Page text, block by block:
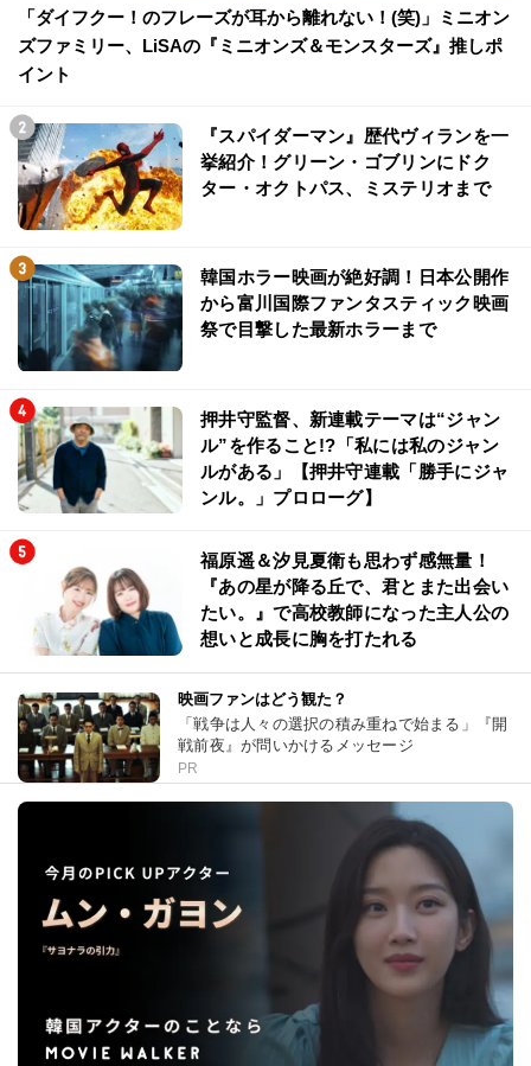
「ダイフクー！のフレーズが耳から離れない！(笑)」ミニオン
ズファミリー、LiSAの『ミニオンズ＆モンスターズ』推しポ
イント
『スパイダーマン』歴代ヴィランを一
挙紹介！グリーン・ゴブリンにドク
ター・オクトパス、ミステリオまで
韓国ホラー映画が絶好調！日本公開作
から富川国際ファンタスティック映画
祭で目撃した最新ホラーまで
押井守監督、新連載テーマは“ジャン
ル”を作ること!?「私には私のジャン
ルがある」【押井守連載「勝手にジャ
ンル。」プロローグ】
福原遥＆汐見夏衛も思わず感無量！
『あの星が降る丘で、君とまた出会い
たい。』で高校教師になった主人公の
想いと成長に胸を打たれる
映画ファンはどう観た？
「戦争は人々の選択の積み重ねで始まる」『開
戦前夜』が問いかけるメッセージ
PR